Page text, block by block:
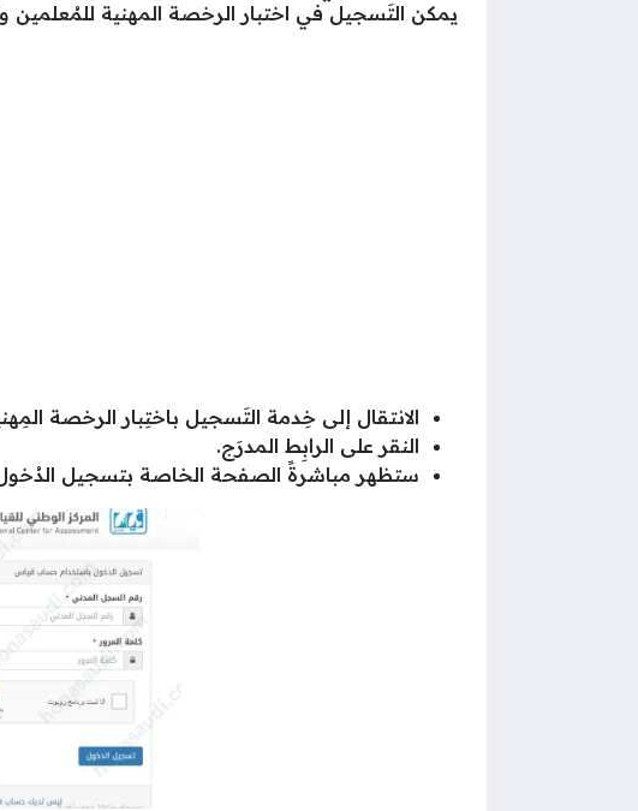
يمكن التَسجيل في اختبار الرخصة المهنية للمُعلمين
الانتقال إلى خِدمة التَسجيل باختِبار الرخصة
النقر على الرابِط المدرَج.
ستظهر مباشرةً الصفحة الخاصة بتسجيل